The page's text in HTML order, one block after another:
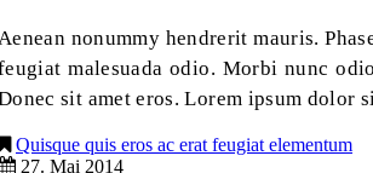
nonummy hendrerit mauris.
malesuada odio. Morbi nunc
sit amet eros. Lorem ipsum dolor
Quisque quis eros ac erat feugiat elementum
27. Mai 2014